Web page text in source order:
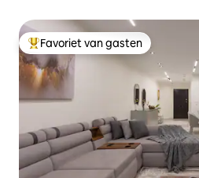
Topfavoriet van gasten
Favoriet van gasten